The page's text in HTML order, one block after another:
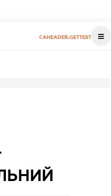
CAHEADER.GETTEST